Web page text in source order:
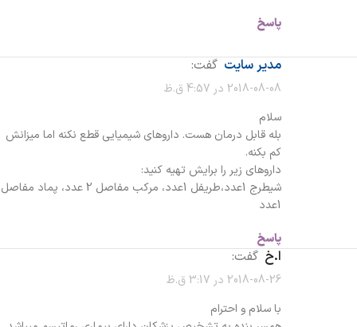
پاسخ
مدیر سایت گفت:
2018-08-08 در 4:57 ق.ظ
سلام
بله قابل درمان هست. داروهای شیمیایی قطع نکنه اما میزانش
کم بکنه.
داروهای زیر را برایش تهیه کنید:
شیطرج 1عدد،طریفل 1عدد، مرکب مفاصل 2 عدد، پماد مفاصل
1عدد
پاسخ
ا.خ گفت:
2018-08-26 در 3:17 ق.ظ
با سلام و احترام